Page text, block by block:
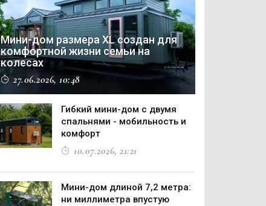
Мини-дом размера XL создан для
комфортной жизни семьи на
колесах
27.06.2026, 10:48
Гибкий мини-дом с двумя
спальнями - мобильность и
комфорт
10.07.2026, 21:21
Мини-дом длиной 7,2 метра:
ни миллиметра впустую